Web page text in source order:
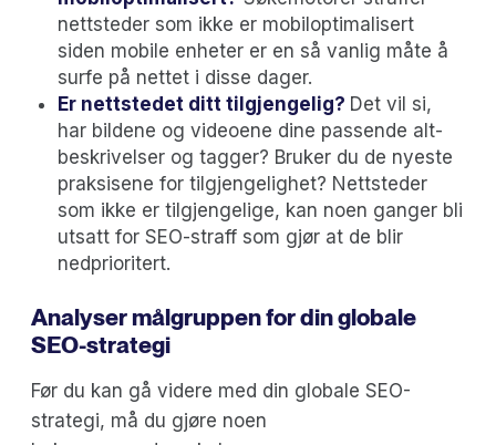
nettsteder som ikke er mobiloptimalisert
siden mobile enheter er en så vanlig måte å
surfe på nettet i disse dager.
Er nettstedet ditt tilgjengelig? Det vil si,
har bildene og videoene dine passende alt-
beskrivelser og tagger? Bruker du de nyeste
praksisene for tilgjengelighet? Nettsteder
som ikke er tilgjengelige, kan noen ganger bli
utsatt for SEO-straff som gjør at de blir
nedprioritert.
Analyser målgruppen for din globale
SEO-strategi
Før du kan gå videre med din globale SEO-
strategi, må du gjøre noen